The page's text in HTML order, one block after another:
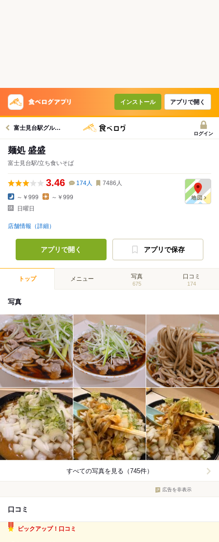
インストール アプリで開く
富士見台駅グルメへ
ログイン
麺処 盛盛
富士見台駅/立ち食いそば
3.46 174人 7486 人
～￥999
～￥999
日曜日
店舗情報（詳細）
アプリで開く アプリで保存
トップ メニュー 写真
675
口コミ
174
写真
すべての写真を見る（745件）
広告を非表示
口コミ
ピックアップ！口コミ